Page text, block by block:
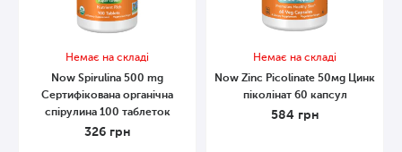
Немає на складі
Now Spirulina 500 mg
Сертифікована органічна
спірулина 100 таблеток
326 грн
Немає на складі
Now Zinc Picolinate 50мg Цинк
піколінат 60 капсул
584 грн